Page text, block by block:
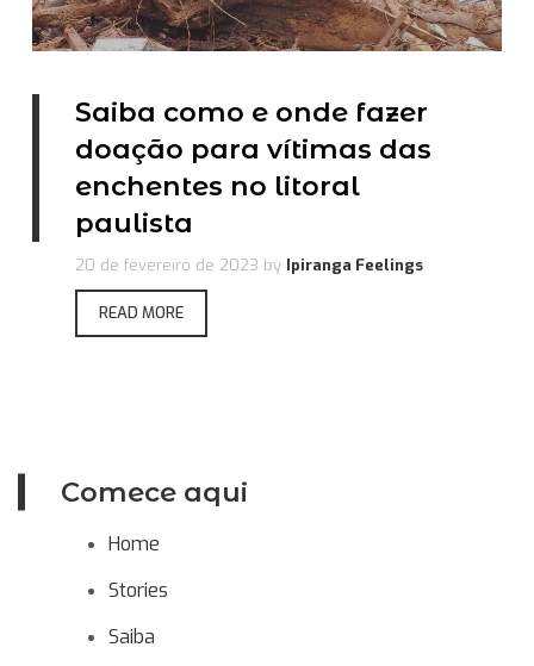
Comece aqui
Home
Stories
Saiba
Saiba como e onde fazer
doação para vítimas das
enchentes no litoral
paulista
20 de fevereiro de 2023 by Ipiranga Feelings
READ MORE